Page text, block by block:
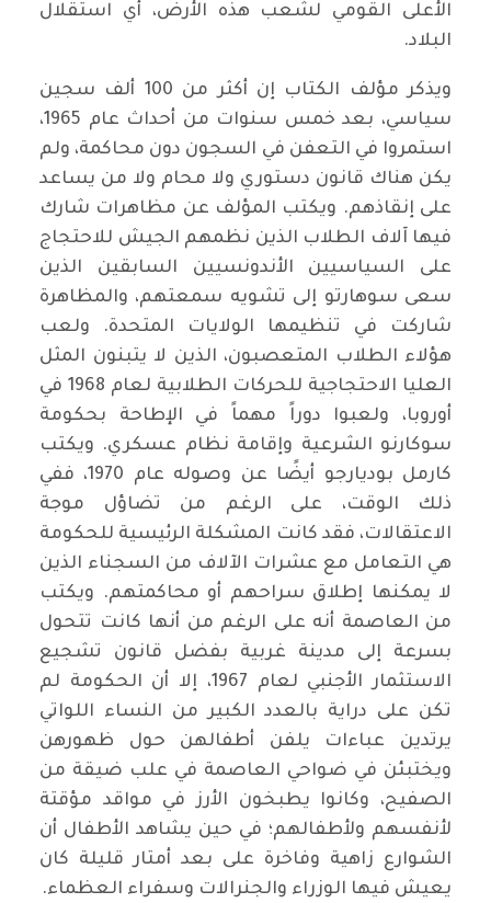
الأعلى القومي لشعب هذه الأرض، أي استقلال
البلاد.
ويذكر مؤلف الكتاب إن أكثر من 100 ألف سجين
سياسي، بعد خمس سنوات من أحداث عام 1965،
استمروا في التعفن في السجون دون محاكمة، ولم
يكن هناك قانون دستوري ولا محام ولا من يساعد
على إنقاذهم. ويكتب المؤلف عن مظاهرات شارك
فيها آلاف الطلاب الذين نظمهم الجيش للاحتجاج
على السياسيين الأندونسيين السابقين الذين
سعى سوهارتو إلى تشويه سمعتهم، والمظاهرة
شاركت في تنظيمها الولايات المتحدة. ولعب
هؤلاء الطلاب المتعصبون، الذين لا يتبنون المثل
العليا الاحتجاجية للحركات الطلابية لعام 1968 في
أوروبا، ولعبوا دوراً مهماً في الإطاحة بحكومة
سوكارنو الشرعية وإقامة نظام عسكري. ويكتب
كارمل بوديارجو أيضًا عن وصوله عام 1970، ففي
ذلك الوقت، على الرغم من تضاؤل موجة
الاعتقالات، فقد كانت المشكلة الرئيسية للحكومة
هي التعامل مع عشرات الآلاف من السجناء الذين
لا يمكنها إطلاق سراحهم أو محاكمتهم. ويكتب
من العاصمة أنه على الرغم من أنها كانت تتحول
بسرعة إلى مدينة غربية بفضل قانون تشجيع
الاستثمار الأجنبي لعام 1967، إلا أن الحكومة لم
تكن على دراية بالعدد الكبير من النساء اللواتي
يرتدين عباءات يلفن أطفالهن حول ظهورهن
ويختبئن في ضواحي العاصمة في علب ضيقة من
الصفيح، وكانوا يطبخون الأرز في مواقد مؤقتة
لأنفسهم ولأطفالهم؛ في حين يشاهد الأطفال أن
الشوارع زاهية وفاخرة على بعد أمتار قليلة كان
يعيش فيها الوزراء والجنرالات وسفراء العظماء.